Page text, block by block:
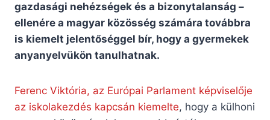
gazdasági nehézségek és a bizonytalanság –
ellenére a magyar közösség számára továbbra
is kiemelt jelentőséggel bír, hogy a gyermekek
anyanyelvükön tanulhatnak.
Ferenc Viktória, az Európai Parlament képviselője
az iskolakezdés kapcsán kiemelte, hogy a külhoni